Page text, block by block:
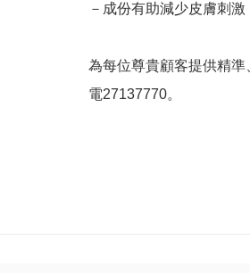
－成份有助減少皮膚刺
為每位尊貴顧客提供精
電27137770。